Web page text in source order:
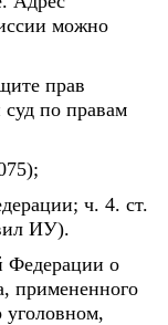
можно
прав
по правам
ч. 4. ст.
ИУ).
Федерации о
примененного